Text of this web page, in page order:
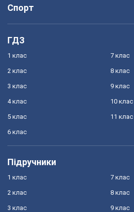
Спорт
ГДЗ
1 клас
2 клас
3 клас
4 клас
5 клас
6 клас
7 клас
8 клас
9 клас
10 клас
11 клас
Підручники
1 клас
2 клас
3 клас
7 клас
8 клас
9 клас